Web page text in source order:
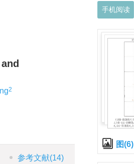
2
参考文献(14)
手机阅读
图(6)